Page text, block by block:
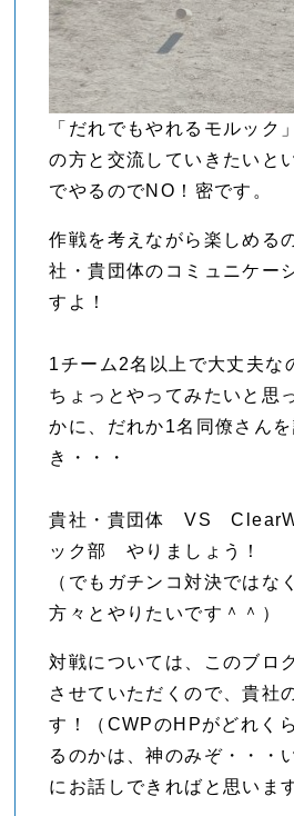
「だれでもやれるモルック
の方と交流していきたいと
でやるのでNO！密です。
作戦を考えながら楽しめる
社・貴団体のコミュニケー
すよ！
1チーム2名以上で大丈夫な
ちょっとやってみたいと思
かに、だれか1名同僚さん
き・・・
貴社・貴団体 VS
ック部 やりましょう！
（でもガチンコ対決ではな
方々とやりたいです＾＾）
対戦については、このブロ
させていただくので、貴社
す！（CWPのHPがどれく
るのかは、神のみぞ・・・
にお話しできればと思いま